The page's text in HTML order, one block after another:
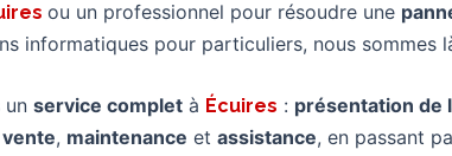
ou un professionnel pour résoudre une
informatiques pour particuliers, nous sommes
un service complet à Écuires : présentation de
vente, maintenance et assistance, en passant